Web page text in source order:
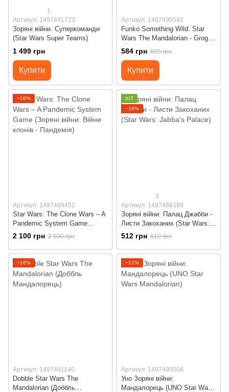
1
Артикул: 1497491723
Зоряні війни. Суперкоманди
(Star Wars Super Teams)
1 499 грн
Купити
Артикул: 1497490592
Funko Something Wild: Star
Wars The Mandalorian - Grogu
(Ґроґу)
584 грн 695 грн
Купити
−16%
Артикул: 1497489452
Star Wars: The Clone Wars – A
Pandemic System Game
(Зоряні війни: Війни клонів -
Пандемія)
2 100 грн 2 500 грн
ХІТ
−16%
3
Артикул: 1497488389
Зоряні війни: Палац Джабби -
Листи Закоханих (Star Wars:
Jabba's Palace)
512 грн 610 грн
−16%
Артикул: 1497491140
Dobble Star Wars The
Mandalorian (Доббль
−11%
Артикул: 1497490008
Уно Зоряні війни:
Мандалорець (UNO Star Wars